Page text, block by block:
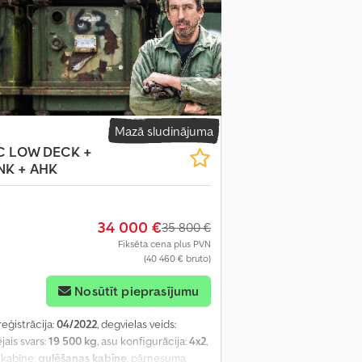
Mazā sludinājuma
LOW DECK +
+ AHK
34 000 €35 800 €
Fiksēta cena plus PVN
(40 460 € bruto)
Nosūtīt pieprasījumu
04/2022, degvielas veids:
svars:19 500 kg , asu konfigurācija:4x2
kabīne: gulēšanas kabīne , pārnesuma